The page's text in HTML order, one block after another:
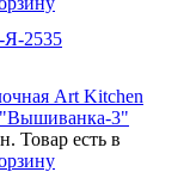
Я-2535
Art Kitchen
3"
Товар есть в